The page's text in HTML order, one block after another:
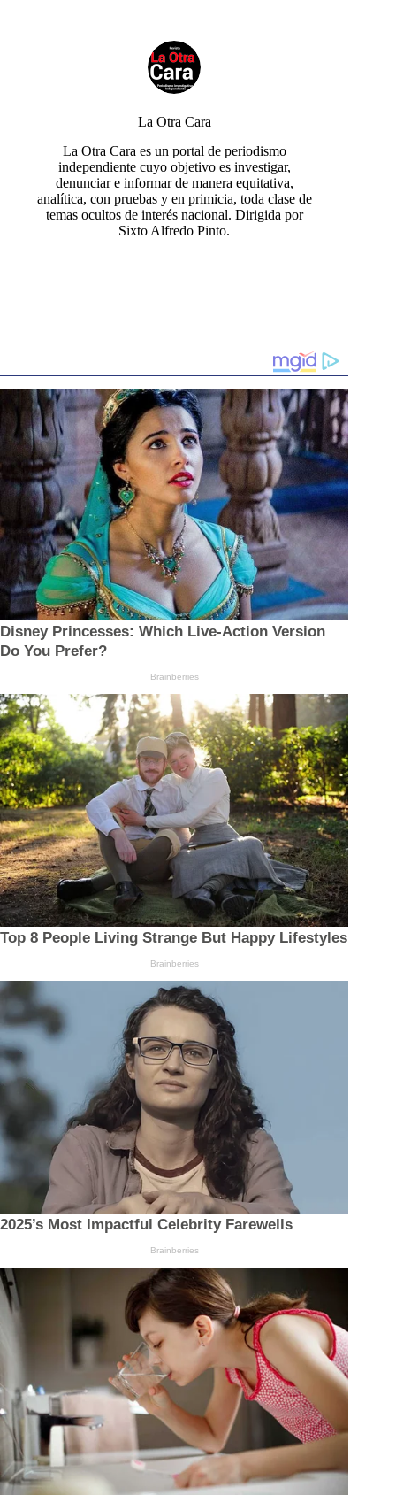
La Otra Cara
La Otra Cara es un portal de periodismo
independiente cuyo objetivo es investigar,
denunciar e informar de manera equitativa,
analítica, con pruebas y en primicia, toda clase de
temas ocultos de interés nacional. Dirigida por
Sixto Alfredo Pinto.